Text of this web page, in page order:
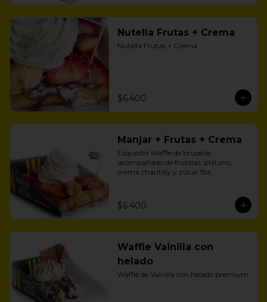
Nutella Frutas + Crema
Nutella Frutas + Crema
$6.400
Manjar + Frutas + Crema
Exquisito Waffle de bruselas
acompañado de frutillas, plátano,
crema chantilly y zúcar flor.
$6.400
Waffle Vainilla con
helado
Waffle de Vainilla con helado premium